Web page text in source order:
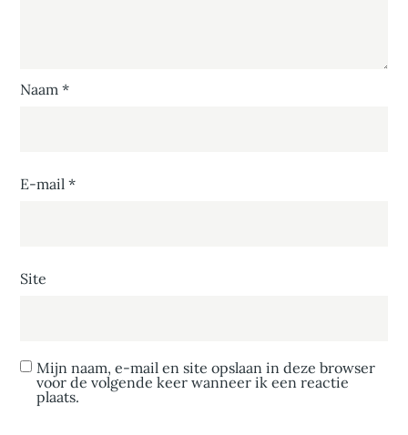
Naam*
E-mail*
Site
Mijn naam, e-mail en site opslaan in deze browser
voor de volgende keer wanneer ik een reactie
plaats.